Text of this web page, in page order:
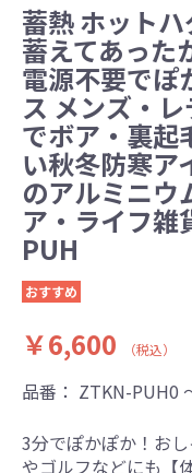
蓄熱 ホット
蓄えてあった
電源不要でぽ
ス メンズ・
でボア・裏起
い秋冬防寒ア
のアルミニウ
ア・ライフ雑
PUH
おすすめ
￥6,600 （税込）
品番： ZTKN-PUH0
3分でぽかぽか！お
やゴルフなどにも【